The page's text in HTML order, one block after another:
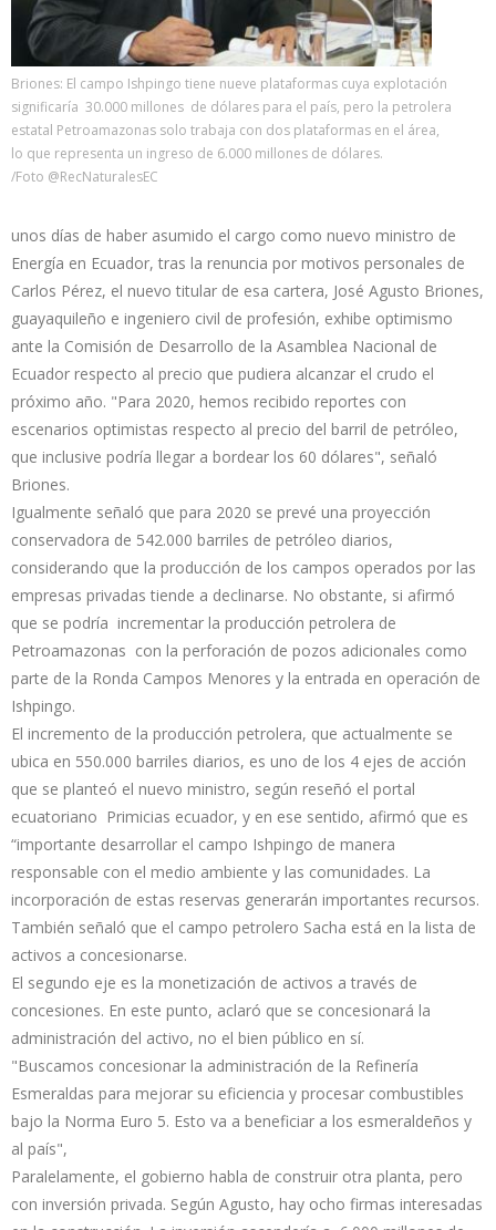
Briones: El campo Ishpingo tiene nueve plataformas cuya explotación
significaría 30.000 millones de dólares para el país, pero la petrolera
estatal Petroamazonas solo trabaja con dos plataformas en el área,
lo que representa un ingreso de 6.000 millones de dólares.
/Foto @RecNaturalesEC
unos días de haber asumido el cargo como nuevo ministro de
Energía en Ecuador, tras la renuncia por motivos personales de
Carlos Pérez, el nuevo titular de esa cartera, José Agusto Briones,
guayaquileño e ingeniero civil de profesión, exhibe optimismo
ante la Comisión de Desarrollo de la Asamblea Nacional de
Ecuador respecto al precio que pudiera alcanzar el crudo el
próximo año. "Para 2020, hemos recibido reportes con
escenarios optimistas respecto al precio del barril de petróleo,
que inclusive podría llegar a bordear los 60 dólares", señaló
Briones.
Igualmente señaló que para 2020 se prevé una proyección
conservadora de 542.000 barriles de petróleo diarios,
considerando que la producción de los campos operados por las
empresas privadas tiende a declinarse. No obstante, si afirmó
que se podría incrementar la producción petrolera de
Petroamazonas con la perforación de pozos adicionales como
parte de la Ronda Campos Menores y la entrada en operación de
Ishpingo.
El incremento de la producción petrolera, que actualmente se
ubica en 550.000 barriles diarios, es uno de los 4 ejes de acción
que se planteó el nuevo ministro, según reseñó el portal
ecuatoriano Primicias ecuador, y en ese sentido, afirmó que es
“importante desarrollar el campo Ishpingo de manera
responsable con el medio ambiente y las comunidades. La
incorporación de estas reservas generarán importantes recursos.
También señaló que el campo petrolero Sacha está en la lista de
activos a concesionarse.
El segundo eje es la monetización de activos a través de
concesiones. En este punto, aclaró que se concesionará la
administración del activo, no el bien público en sí.
"Buscamos concesionar la administración de la Refinería
Esmeraldas para mejorar su eficiencia y procesar combustibles
bajo la Norma Euro 5. Esto va a beneficiar a los esmeraldeños y
al país",
Paralelamente, el gobierno habla de construir otra planta, pero
con inversión privada. Según Agusto, hay ocho firmas interesadas